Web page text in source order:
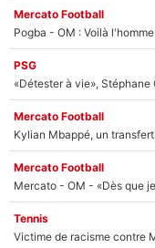
Mercato Football
Pogba - OM : Voilà
PSG
«Détester à vie»,
Mercato Football
Kylian Mbappé, un
Mercato Football
Tennis